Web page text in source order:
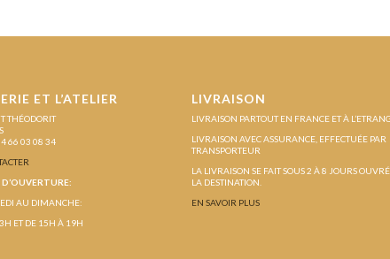
ET L’ATELIER
THÉODORIT
66 03 08 34
AU DIMANCHE:
ET DE 15H À 19H
LIVRAISON
LIVRAISON PARTOUT EN FRANCE ET À
LIVRAISON AVEC ASSURANCE, EFFECTUÉE PAR
TRANSPORTEUR
LA LIVRAISON SE FAIT SOUS 2 À 8 JOURS
LA DESTINATION.
EN SAVOIR PLUS